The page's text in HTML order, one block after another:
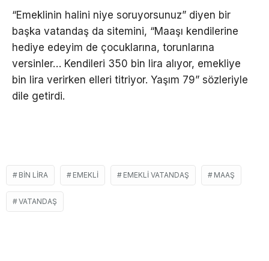
“Emeklinin halini niye soruyorsunuz” diyen bir
başka vatandaş da sitemini, “Maaşı kendilerine
hediye edeyim de çocuklarına, torunlarına
versinler… Kendileri 350 bin lira alıyor, emekliye
bin lira verirken elleri titriyor. Yaşım 79” sözleriyle
dile getirdi.
BIN LIRA EMEKLI EMEKLI VATANDAŞ MAAŞ
VATANDAŞ